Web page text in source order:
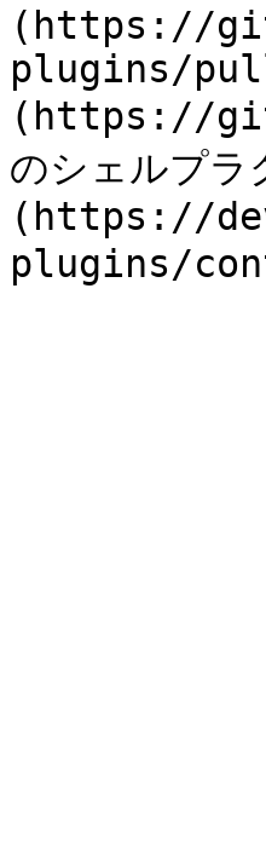
(https://
plugins/
(https://
のシェルプ
(https://